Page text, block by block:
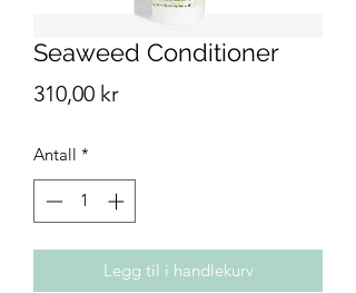
Seaweed Conditioner
310,00 krPris
Antall *
Legg til i handlekurv